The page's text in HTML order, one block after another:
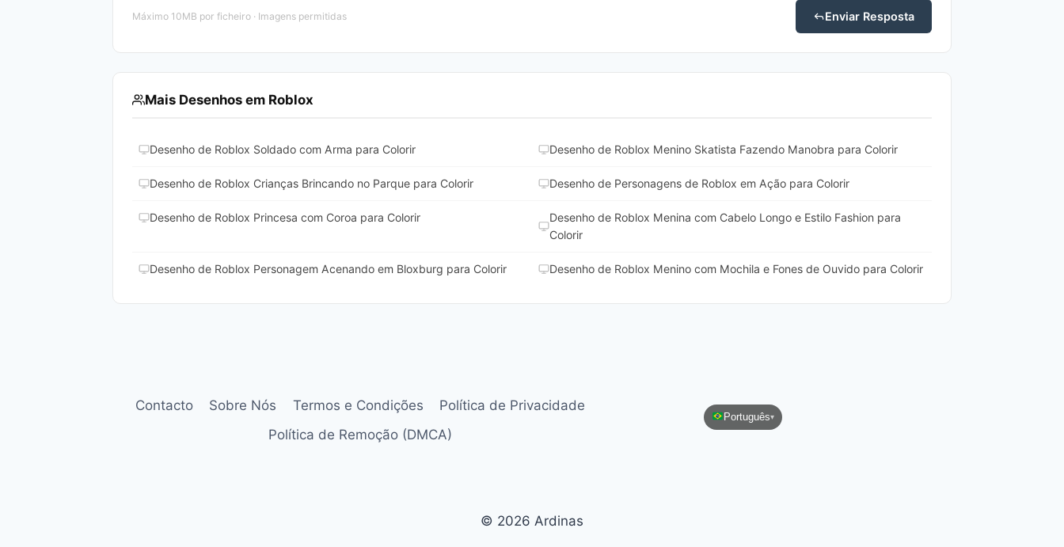
Máximo 10MB por ficheiro · Imagens permitidas Enviar Resposta
Mais Desenhos em Roblox
Desenho de Roblox Soldado com Arma para Colorir Desenho de Roblox Menino Skatista Fazendo Manobra para Colorir
Desenho de Roblox Crianças Brincando no Parque para Colorir Desenho de Personagens de Roblox em Ação para Colorir
Desenho de Roblox Princesa com Coroa para Colorir
Desenho de Roblox Menina com Cabelo Longo e Estilo Fashion para
Colorir
Desenho de Roblox Personagem Acenando em Bloxburg para Colorir Desenho de Roblox Menino com Mochila e Fones de Ouvido para Colorir
Contacto Sobre Nós Termos e Condições
Política de Privacidade
Política de Remoção (DMCA)
Português▾
© 2026 Ardinas